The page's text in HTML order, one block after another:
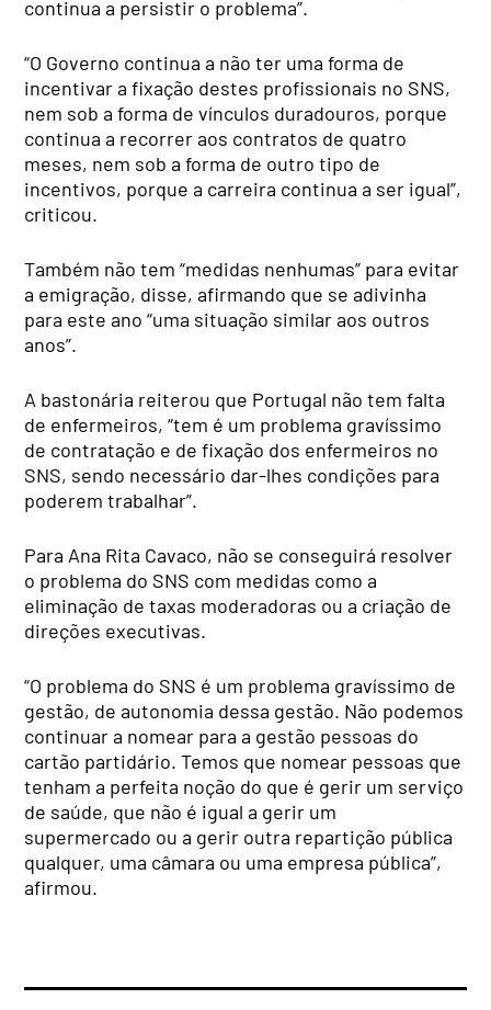
continua a persistir o problema”.
“O Governo continua a não ter uma forma de
incentivar a fixação destes profissionais no SNS,
nem sob a forma de vínculos duradouros, porque
continua a recorrer aos contratos de quatro
meses, nem sob a forma de outro tipo de
incentivos, porque a carreira continua a ser igual”,
criticou.
Também não tem “medidas nenhumas” para evitar
a emigração, disse, afirmando que se adivinha
para este ano “uma situação similar aos outros
anos”.
A bastonária reiterou que Portugal não tem falta
de enfermeiros, “tem é um problema gravíssimo
de contratação e de fixação dos enfermeiros no
SNS, sendo necessário dar-lhes condições para
poderem trabalhar”.
Para Ana Rita Cavaco, não se conseguirá resolver
o problema do SNS com medidas como a
eliminação de taxas moderadoras ou a criação de
direções executivas.
“O problema do SNS é um problema gravíssimo de
gestão, de autonomia dessa gestão. Não podemos
continuar a nomear para a gestão pessoas do
cartão partidário. Temos que nomear pessoas que
tenham a perfeita noção do que é gerir um serviço
de saúde, que não é igual a gerir um
supermercado ou a gerir outra repartição pública
qualquer, uma câmara ou uma empresa pública”,
afirmou.